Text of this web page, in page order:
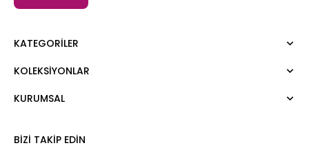
KATEGORILER
Elbise
Tişört
KOLEKSIYONLAR
Moda Tutkusu
KURUMSAL
Kurumsal Satış
BIZI TAKIP EDIN